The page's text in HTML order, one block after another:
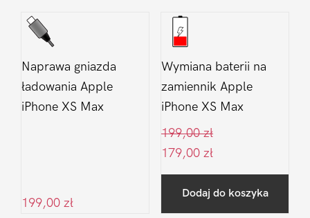
Naprawa gniazda
ładowania Apple
iPhone XS Max
199,00 zł
Wymiana baterii na
zamiennik Apple
iPhone XS Max
199,00zł
179,00 zł
Dodaj do koszyka